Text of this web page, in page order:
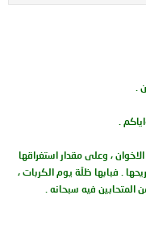
منه فلا أظنك
لقاءك؛ لأتعلم
تزكية النفس؛
عن إخوتي؛
.
.
، وعلى مقدار استغراقها
. فبابها ظلّة يوم الكربات ،
المتحابين فيه سبحانه .